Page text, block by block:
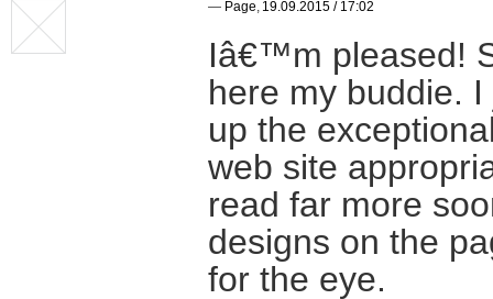
— Page, 19.09.2015 / 17:02
Iâ€™m pleased!
here my buddie.
up the
web site
read far more
designs on the
for the eye.